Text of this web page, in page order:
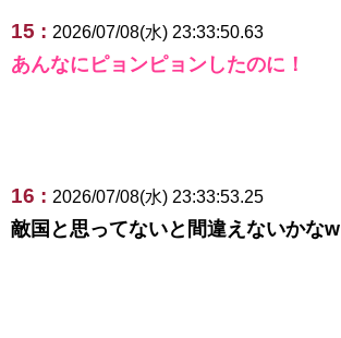
15 : 2026/07/08(水) 23:33:50.63
あんなにピョンピョンしたのに！
16 : 2026/07/08(水) 23:33:53.25
敵国と思ってないと間違えないかなw